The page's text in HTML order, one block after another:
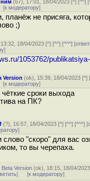
(67), 17:01, 18/04/2023 [^] [^^] [
[к модератору]
планёж не присяга,
;)
18/04/2023 [^] [^^] [^^^] [
]
1053762/
Version (ok), 15:39, 18/04/2023 [^]
[к модератору]
чёткие сроки выхода
на ПК?
(?), 16:57, 18/04/2023 [^] [^^] [^^^] [
]
слово "скоро" для вас
то вы черепаха.
Beta Version (ok), 18:15, 18/04/
] [к модератору]